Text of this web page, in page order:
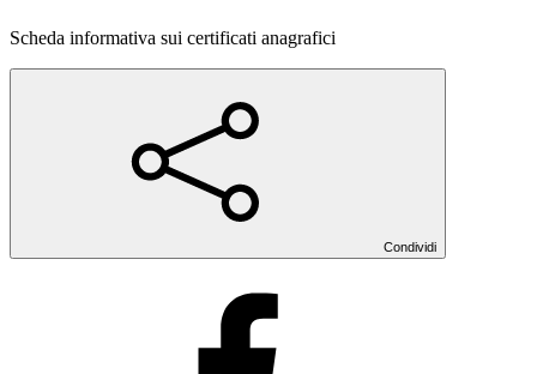
Scheda informativa sui certificati anagrafici
Condividi